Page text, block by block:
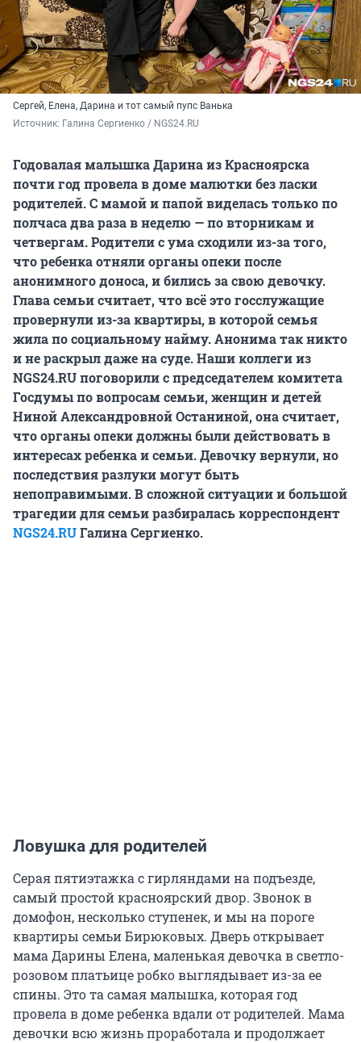
Сергей, Елена, Дарина и тот самый пупс Ванька
Источник: Галина Сергиенко / NGS24.RU
Годовалая малышка Дарина из Красноярска
почти год провела в доме малютки без ласки
родителей. С мамой и папой виделась только по
полчаса два раза в неделю — по вторникам и
четвергам. Родители с ума сходили из-за того,
что ребенка отняли органы опеки после
анонимного доноса, и бились за свою девочку.
Глава семьи считает, что всё это госслужащие
провернули из-за квартиры, в которой семья
жила по социальному найму. Анонима так никто
и не раскрыл даже на суде. Наши коллеги из
NGS24.RU поговорили с председателем комитета
Госдумы по вопросам семьи, женщин и детей
Ниной Александровной Останиной, она считает,
что органы опеки должны были действовать в
интересах ребенка и семьи. Девочку вернули, но
последствия разлуки могут быть
непоправимыми. В сложной ситуации и большой
трагедии для семьи разбиралась корреспондент
NGS24.RUГалина Сергиенко.
Ловушка для родителей
Серая пятиэтажка с гирляндами на подъезде,
самый простой красноярский двор. Звонок в
домофон, несколько ступенек, и мы на пороге
квартиры семьи Бирюковых. Дверь открывает
мама Дарины Елена, маленькая девочка в светло-
розовом платьице робко выглядывает из-за ее
спины. Это та самая малышка, которая год
провела в доме ребенка вдали от родителей. Мама
девочки всю жизнь проработала и продолжает